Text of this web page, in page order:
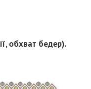
обхват бедер).